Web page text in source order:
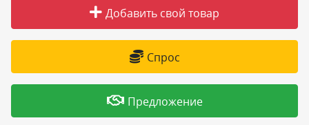
ПубликацииДобавить свой товар
Спрос
Предложение